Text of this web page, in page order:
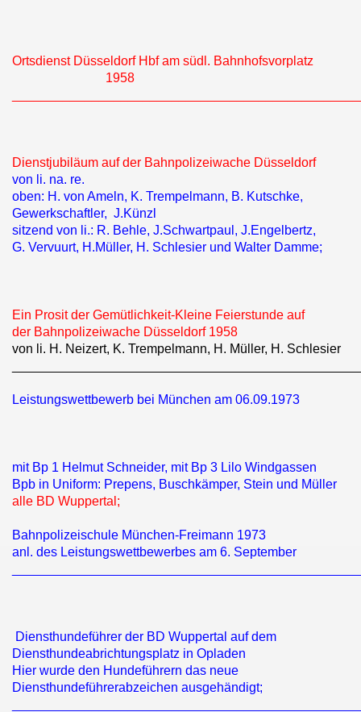
Ortsdienst Düsseldorf Hbf am südl. Bahnhofsvorplatz
1958
Dienstjubiläum auf der Bahnpolizeiwache Düsseldorf
von li. na. re.
oben: H. von Ameln, K. Trempelmann, B. Kutschke,
Gewerkschaftler, J.Künzl
sitzend von li.: R. Behle, J.Schwartpaul, J.Engelbertz,
G. Vervuurt, H.Müller, H. Schlesier und Walter Damme;
Ein Prosit der Gemütlichkeit-Kleine Feierstunde auf
der Bahnpolizeiwache Düsseldorf 1958
von li. H. Neizert, K. Trempelmann, H. Müller, H. Schlesier
Leistungswettbewerb bei München am 06.09.1973
mit Bp 1 Helmut Schneider, mit Bp 3 Lilo Windgassen
Bpb in Uniform: Prepens, Buschkämper, Stein und Müller
alle BD Wuppertal;
Bahnpolizeischule München-Freimann 1973
anl. des Leistungswettbewerbes am 6. September
Diensthundeführer der BD Wuppertal auf dem
Diensthundeabrichtungsplatz in Opladen
Hier wurde den Hundeführern das neue
Diensthundeführerabzeichen ausgehändigt;